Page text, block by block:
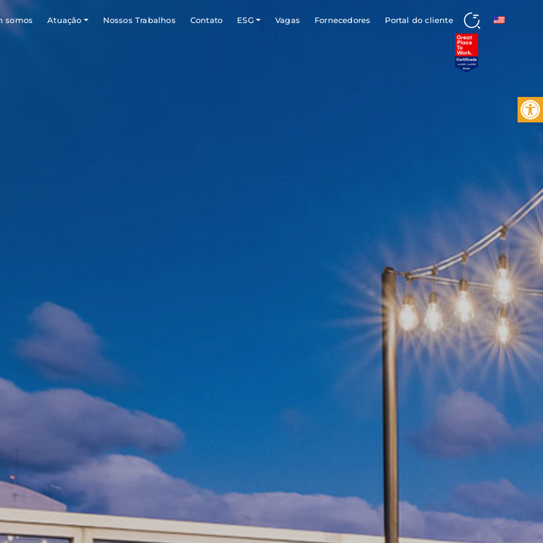
Barra
somos Atuação Nossos Trabalhos Contato ESG Vagas Fornecedores Portal do cliente